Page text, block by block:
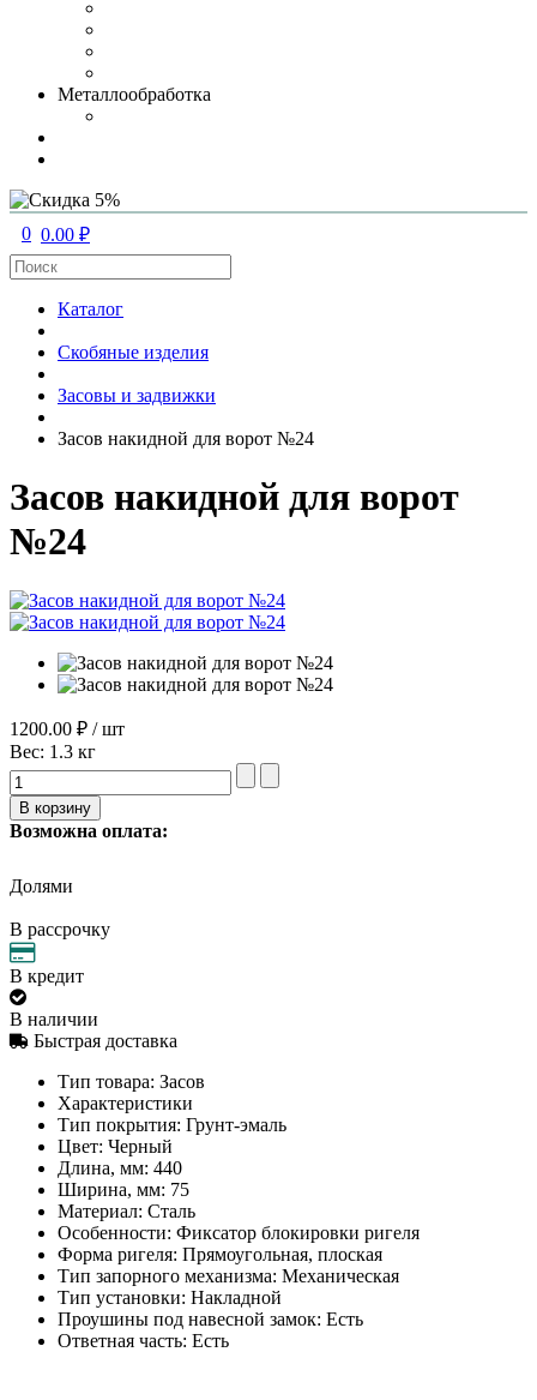
Металлообработка
0 0.00 ₽
Каталог
Скобяные изделия
Засовы и задвижки
Засов накидной для ворот №24
Засов накидной для ворот
№24
1200.00 ₽ / шт
Вес: 1.3 кг
Возможна оплата:
Долями
В рассрочку
В кредит
В наличии
Быстрая доставка
Тип товара: Засов
Характеристики
Тип покрытия: Грунт-эмаль
Цвет: Черный
Длина, мм: 440
Ширина, мм: 75
Материал: Сталь
Особенности: Фиксатор блокировки ригеля
Форма ригеля: Прямоугольная, плоская
Тип запорного механизма: Механическая
Тип установки: Накладной
Проушины под навесной замок: Есть
Ответная часть: Есть